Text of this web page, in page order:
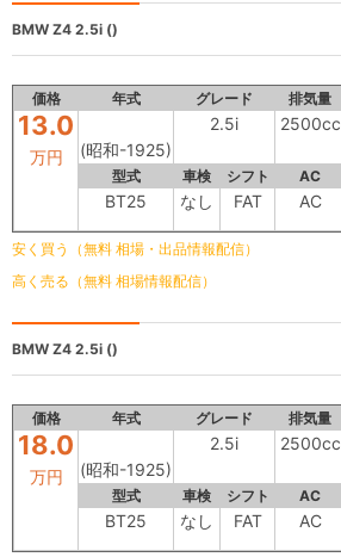
BMW Z4 2.5i ()
価格 年式 グレード 排気量
13.0
万円 (昭和-1925)
2.5i 2500cc
型式 車検 シフト AC
BT25 なし FAT AC
安く買う（無料 相場・出品情報配信）
高く売る（無料 相場情報配信）
BMW Z4 2.5i ()
価格 年式 グレード 排気量
18.0
万円 (昭和-1925)
2.5i 2500cc
型式 車検 シフト AC
BT25 なし FAT AC